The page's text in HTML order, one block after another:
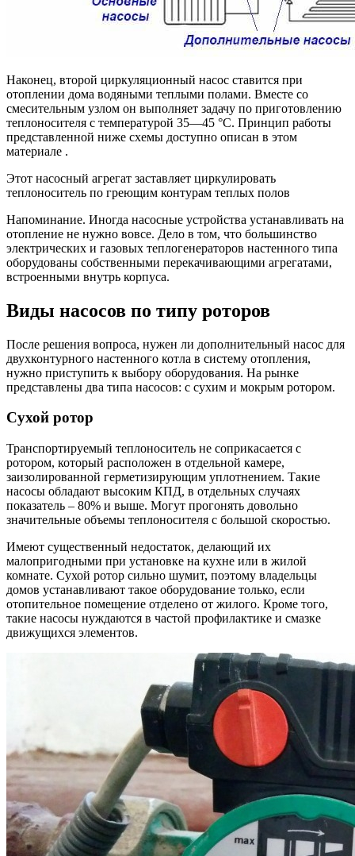
Наконец, второй циркуляционный насос ставится при
отоплении дома водяными теплыми полами. Вместе со
смесительным узлом он выполняет задачу по приготовлению
теплоносителя с температурой 35—45 °С. Принцип работы
представленной ниже схемы доступно описан в этом
материале .
Этот насосный агрегат заставляет циркулировать
теплоноситель по греющим контурам теплых полов
Напоминание. Иногда насосные устройства устанавливать на
отопление не нужно вовсе. Дело в том, что большинство
электрических и газовых теплогенераторов настенного типа
оборудованы собственными перекачивающими агрегатами,
встроенными внутрь корпуса.
Виды насосов по типу роторов
После решения вопроса, нужен ли дополнительный насос для
двухконтурного настенного котла в систему отопления,
нужно приступить к выбору оборудования. На рынке
представлены два типа насосов: с сухим и мокрым ротором.
Сухой ротор
Транспортируемый теплоноситель не соприкасается с
ротором, который расположен в отдельной камере,
заизолированной герметизирующим уплотнением. Такие
насосы обладают высоким КПД, в отдельных случаях
показатель – 80% и выше. Могут прогонять довольно
значительные объемы теплоносителя с большой скоростью.
Имеют существенный недостаток, делающий их
малопригодными при установке на кухне или в жилой
комнате. Сухой ротор сильно шумит, поэтому владельцы
домов устанавливают такое оборудование только, если
отопительное помещение отделено от жилого. Кроме того,
такие насосы нуждаются в частой профилактике и смазке
движущихся элементов.